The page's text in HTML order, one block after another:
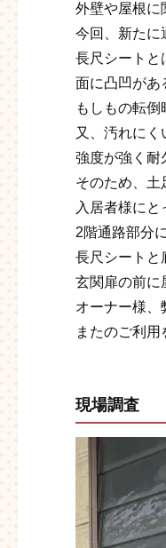
外壁や屋根に
今回、新たに
長尺シートと
面に凸凹があ
もしもの転
又、汚れに
強度が強く耐
そのため、土
入居者様に
2階通路部分
長尺シートと
玄関扉の前に
オーナー様、
またのご利
現場調査